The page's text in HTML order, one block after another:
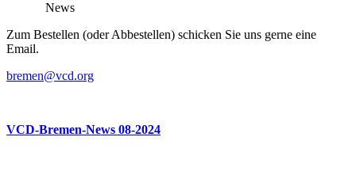
News
Zum Bestellen (oder Abbestellen) schicken Sie uns gerne eine
Email.
bremen@vcd.org
VCD-Bremen-News 08-2024